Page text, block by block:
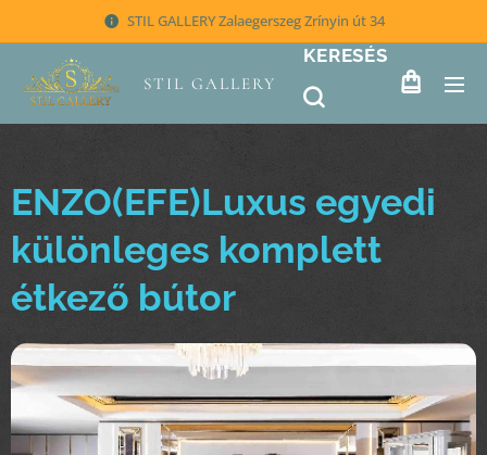
STIL GALLERY Zalaegerszeg Zrínyin út 34
STIL GALLERY
KERESÉS
ENZO(EFE)Luxus egyedi
különleges komplett
étkező bútor